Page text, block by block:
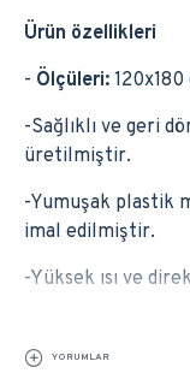
Ürün özellikleri
- Ölçüleri: 120x180
-Sağlıklı ve geri
üretilmiştir.
-Yumuşak plastik
imal edilmiştir.
-Yüksek ısı ve
YORUMLAR